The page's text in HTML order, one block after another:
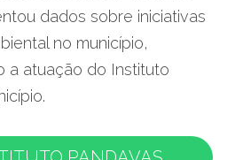
dados sobre iniciativas
no município,
a atuação do Instituto